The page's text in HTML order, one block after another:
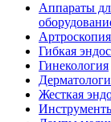
Аппараты
Артроскопия
Гибкая
Гинекология
Жесткая